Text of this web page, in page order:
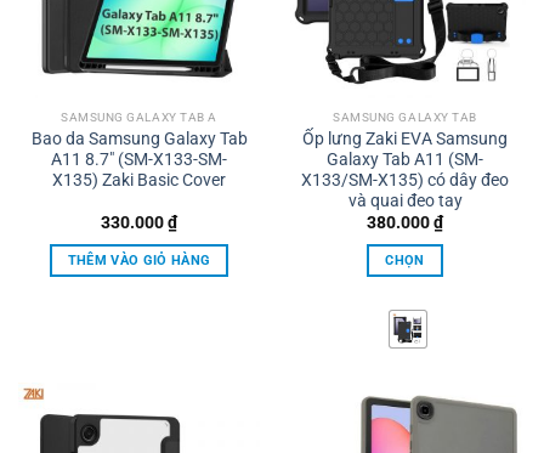
SAMSUNG GALAXY TAB A
Bao da Samsung Galaxy Tab
A11 8.7″ (SM-X133-SM-
X135) Zaki Basic Cover
330.000₫
THÊM VÀO GIỎ HÀNG
SAMSUNG GALAXY TAB
Ốp lưng Zaki EVA Samsung
Galaxy Tab A11 (SM-
X133/SM-X135) có dây đeo
và quai đeo tay
380.000₫
CHỌN
phẩm
này
biến
thể.